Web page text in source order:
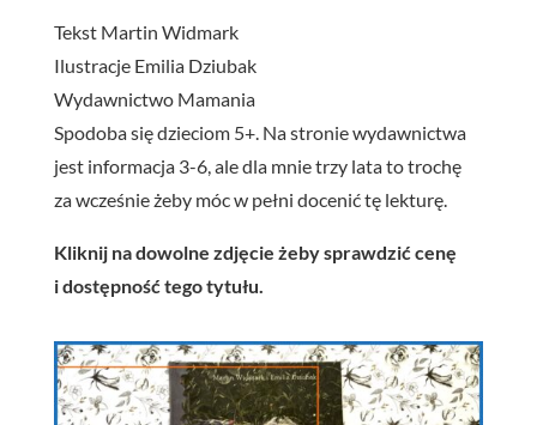
Tekst Martin Widmark
Ilustracje Emilia Dziubak
Wydawnictwo Mamania
Spodoba się dzieciom 5+. Na stronie wydawnictwa
jest informacja 3-6, ale dla mnie trzy lata to trochę
za wcześnie żeby móc w pełni docenić tę lekturę.
Kliknij na dowolne zdjęcie żeby sprawdzić cenę
i dostępność tego tytułu.